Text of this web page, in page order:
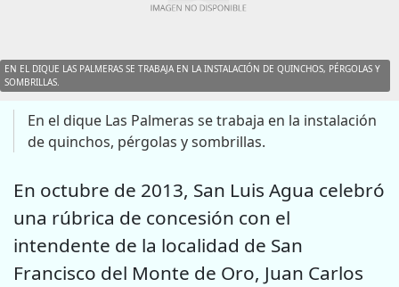
EN EL DIQUE LAS PALMERAS SE TRABAJA EN LA INSTALACIÓN DE QUINCHOS, PÉRGOLAS Y
SOMBRILLAS.
En el dique Las Palmeras se trabaja en la instalación
de quinchos, pérgolas y sombrillas.
En octubre de 2013, San Luis Agua celebró
una rúbrica de concesión con el
intendente de la localidad de San
Francisco del Monte de Oro, Juan Carlos